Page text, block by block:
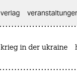
verlag
krieg in der ukraine